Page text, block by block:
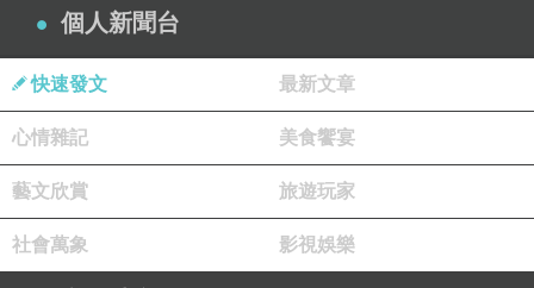
為特色的五門三殿式建築，來這裡除了拜拜外，
別忘記順帶欣賞這裡的雕刻，包含各式柱子的石
一座工藝博物館，也是充滿歷史感的建築。
個人新聞台
快速發文 最新文章
心情雜記 美食饗宴
藝文欣賞 旅遊玩家
社會萬象 影視娛樂